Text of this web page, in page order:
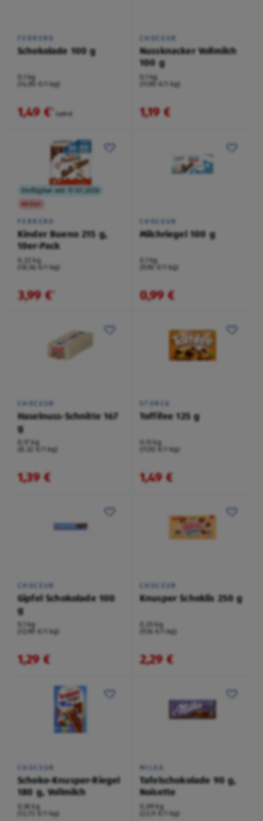
FERRERO
Schokolade 100 g
0,1 kg
(14,90 €/1 kg)
1,49 € 1,69 €
CHOCEUR
Nussknacker Vollmilch
100 g
0,1 kg
(11,90 €/1 kg)
1,19 €
Verfügbar seit 17.07.2026
Aktion
FERRERO
Kinder Bueno 215 g,
10er-Pack
0,22 kg
(18,56 €/1 kg)
3,99 €¹
CHOCEUR
Milchriegel 100 g
0,1 kg
(9,90 €/1 kg)
0,99 €
CHOCEUR
Haselnuss-Schnitte 167
g
0,17 kg
(8,32 €/1 kg)
1,39 €
STORCK
Toffifee 125 g
0,13 kg
(11,92 €/1 kg)
1,49 €
CHOCEUR
Gipfel Schokolade 100
g
0,1 kg
(12,90 €/1 kg)
1,29 €
CHOCEUR
Knusper Schoklis 250 g
0,25 kg
(9,16 €/1 kg)
2,29 €
CHOCEUR
Schoko-Knusper-Riegel
180 g, Vollmilch
0,18 kg
(12,72 €/1 kg)
MILKA
Tafelschokolade 90 g,
Noisette
0,09 kg
(22,11 €/1 kg)